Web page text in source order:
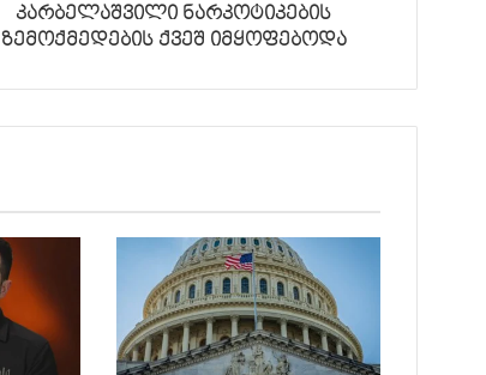
კარბელაშვილი ნარკოტიკების
ზემოქმედების ქვეშ იმყოფებოდა